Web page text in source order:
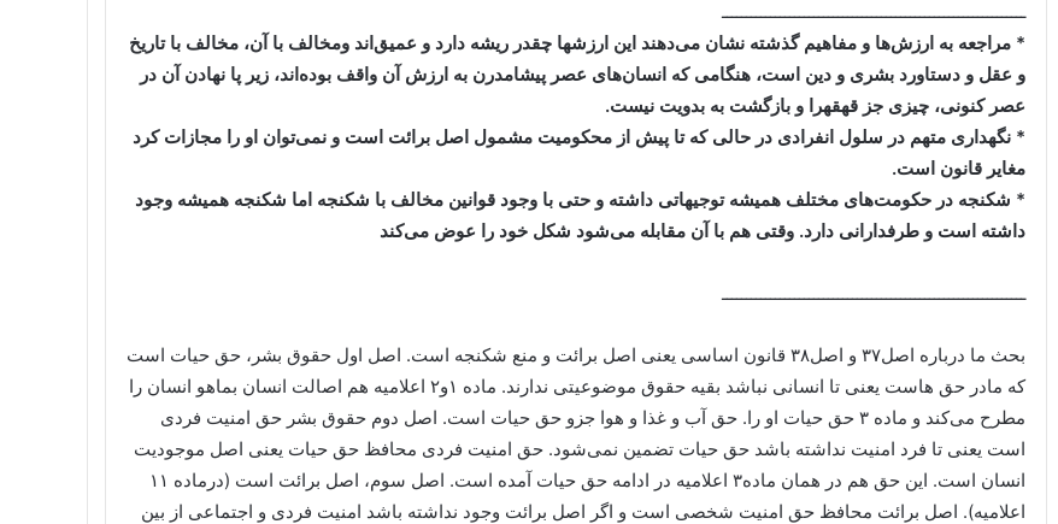
ـــــــــــــــــــــــــــــــــــــــــــــــــــــــــــــــ
* مراجعه به ارزش‌ها و مفاهیم گذشته نشان می‌دهند این ارزشها چقدر ریشه دارد و عمیق‌اند ومخالف با آن، مخالف با تاریخ
و عقل و دستاورد بشری و دین است، هنگامی که انسان‌های عصر پیشامدرن به ارزش آن واقف بوده‌اند، زیر پا نهادن آن در
عصر کنونی، چیزی جز قهقهرا و بازگشت به بدویت نیست.
* نگهداری متهم در سلول انفرادی در حالی که تا پیش از محکومیت مشمول اصل برائت است و نمی‌توان او را مجازات کرد
مغایر قانون است.
* شکنجه در حکومت‌های مختلف همیشه توجیهاتی داشته و حتی با وجود قوانین مخالف با شکنجه اما شکنجه همیشه وجود
داشته است و طرفدارانی دارد. وقتی هم با آن مقابله می‌شود شکل خود را عوض می‌کند
ـــــــــــــــــــــــــــــــــــــــــــــــــــــــــــــــ
بحث ما درباره اصل۳۷ و اصل۳۸ قانون اساسی یعنی اصل برائت و منع شکنجه است. اصل اول حقوق بشر، حق حیات است
که مادر حق هاست یعنی تا انسانی نباشد بقیه حقوق موضوعیتی ندارند. ماده ۱و۲ اعلامیه هم اصالت انسان بماهو انسان را
مطرح می‌کند و ماده ۳ حق حیات او را. حق آب و غذا و هوا جزو حق حیات است. اصل دوم حقوق بشر حق امنیت فردی
است یعنی تا فرد امنیت نداشته باشد حق حیات تضمین نمی‌شود. حق امنیت فردی محافظ حق حیات یعنی اصل موجودیت
انسان است. این حق هم در همان ماده۳ اعلامیه در ادامه حق حیات آمده است. اصل سوم، اصل برائت است (درماده ۱۱
اعلامیه). اصل برائت محافظ حق امنیت شخصی است و اگر اصل برائت وجود نداشته باشد امنیت فردی و اجتماعی از بین